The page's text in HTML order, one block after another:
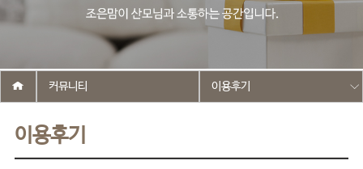
이용후기
커뮤니티 이용후기